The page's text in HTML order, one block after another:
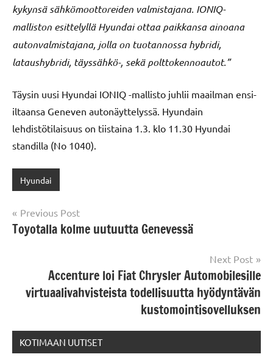
kykynsä sähkömoottoreiden valmistajana. IONIQ-
malliston esittelyllä Hyundai ottaa paikkansa ainoana
autonvalmistajana, jolla on tuotannossa hybridi,
lataushybridi, täyssähkö-, sekä polttokennoautot.”
Täysin uusi Hyundai IONIQ -mallisto juhlii maailman ensi-
iltaansa Geneven autonäyttelyssä. Hyundain
lehdistötilaisuus on tiistaina 1.3. klo 11.30 Hyundai
standilla (No 1040).
Hyundai
Post
navigation
Previous Post
Toyotalla kolme uutuutta Genevessä
Next Post
Accenture loi Fiat Chrysler Automobilesille
virtuaalivahvisteista todellisuutta hyödyntävän
kustomointisovelluksen
KOTIMAAN UUTISET